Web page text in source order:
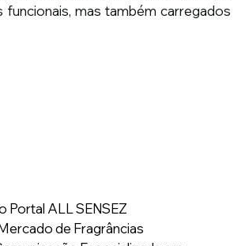
funcionais, mas também carregados
Portal ALL SENSEZ
de Fragrâncias